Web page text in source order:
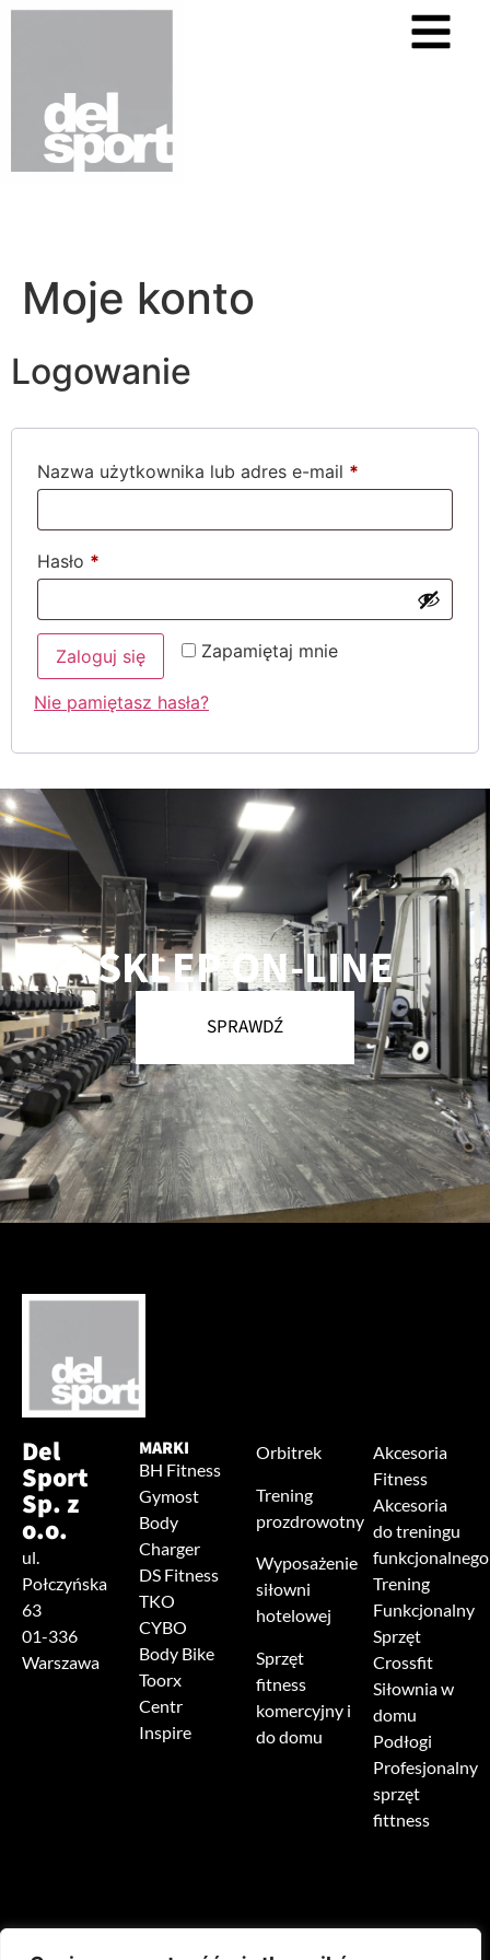
Moje konto
Logowanie
Nazwa użytkownika lub adres e-mail *
Hasło *
Alternative: Zapamiętaj mnie
Zaloguj się
Nie pamiętasz hasła?
SKLEP ON-LINE
SPRAWDŹ
Del
Sport
Sp. z
o.o.
ul.
Połczyńska
63
01-336
Warszawa
MARKI
BH Fitness
Gymost
Body
Charger
DS Fitness
TKO
CYBO
Body Bike
Toorx
Centr
Inspire
Orbitrek
Trening
prozdrowotny
Wyposażenie
siłowni
hotelowej
Sprzęt
fitness
komercyjny i
do domu
Akcesoria
Fitness
Akcesoria
do treningu
funkcjonalnego
Trening
Funkcjonalny
Sprzęt
Crossfit
Siłownia w
domu
Podłogi
Profesjonalny
sprzęt
fittness